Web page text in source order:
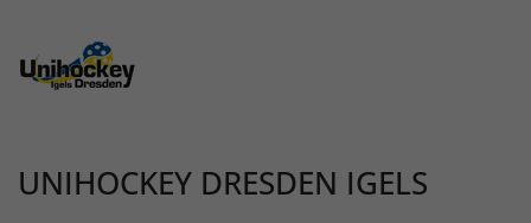
UNIHOCKEY DRESDEN IGELS